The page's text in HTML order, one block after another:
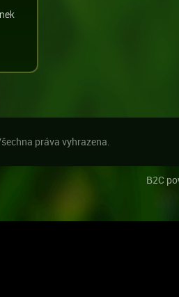
práva vyhrazena.
B2C